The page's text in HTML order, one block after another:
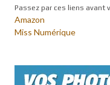
Passez par ces liens avant
Amazon
Miss Numérique